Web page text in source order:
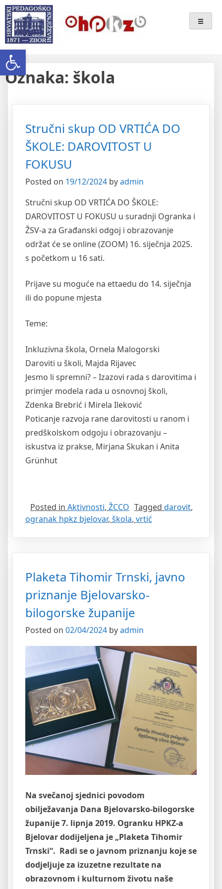
Open toolbar
Skip
to
content
Ogranak Hrvatskoga
Pedagoško-Književnog Zbora
Bjelovar
Oznaka: škola
Stručni skup OD VRTIĆA DO
ŠKOLE: DAROVITOST U
FOKUSU
Posted on 19/12/2024 byadmin
Stručni skup OD VRTIĆA DO ŠKOLE:
DAROVITOST U FOKUSU u suradnji Ogranka i
ŽSV-a za Građanski odgoj i obrazovanje
održat će se online (ZOOM) 16. siječnja 2025.
s početkom u 16 sati.
Prijave su moguće na ettaedu do 14. siječnja
ili do popune mjesta
Teme:
Inkluzivna škola, Ornela Malogorski
Daroviti u školi, Majda Rijavec
Jesmo li spremni? – Izazovi rada s darovitima i
primjer modela rada u osnovnoj školi,
Zdenka Brebrić i Mirela Ileković
Poticanje razvoja rane darovitosti u ranom i
predškolskom odgoju i obrazovanju –
iskustva iz prakse, Mirjana Skukan i Anita
Grünhut
Posted in Aktivnosti, ŽCCO Tagged darovit,
ogranak hpkz bjelovar, škola, vrtić
Plaketa Tihomir Trnski, javno
priznanje Bjelovarsko-
bilogorske županije
Posted on 02/04/2024 byadmin
Na svečanoj sjednici povodom
obilježavanja Dana Bjelovarsko-bilogorske
županije 7. lipnja 2019. Ogranku HPKZ-a
Bjelovar dodijeljena je „Plaketa Tihomir
Trnski“. Radi se o javnom priznanju koje se
dodjeljuje za izuzetne rezultate na
obrazovnom i kulturnom životu naše